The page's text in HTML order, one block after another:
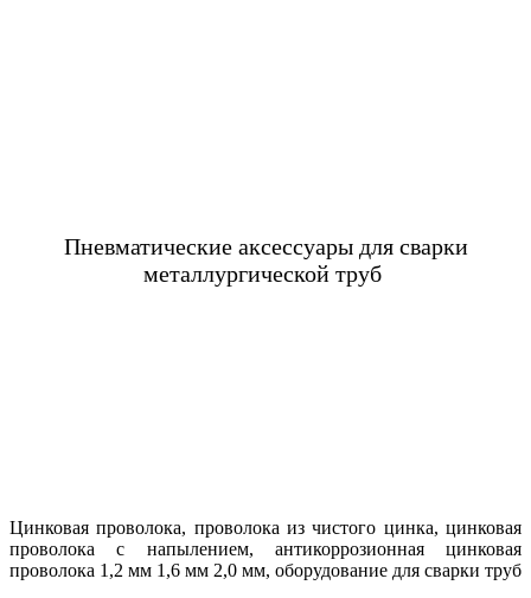
Пневматические аксессуары для сварки
металлургической труб
Цинковая проволока, проволока из чистого цинка, цинковая
проволока с напылением, антикоррозионная цинковая
проволока 1,2 мм 1,6 мм 2,0 мм, оборудование для сварки труб